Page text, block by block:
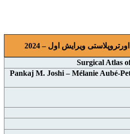
ویرایش اول – 2024
Surgical Atlas
Pankaj M. Joshi – Mélanie Aubé-